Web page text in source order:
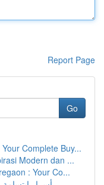
Report Page
Go
Complete Buy...
Modern dan ...
: Your Co...